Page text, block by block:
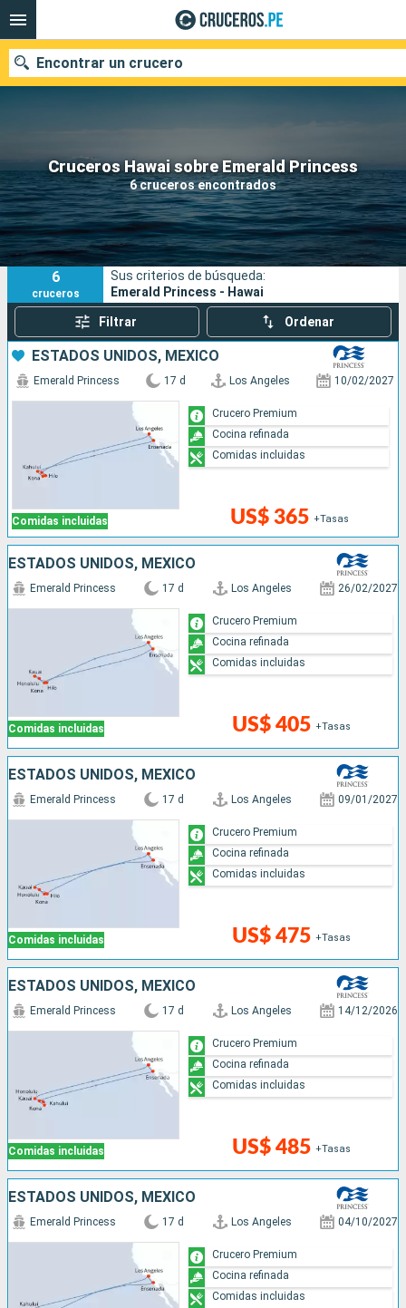
Cruceros Hawai sobre Emerald Princess
6 cruceros encontrados
Encontrar un crucero
Nuestros destinos
Fecha de salida
Puertos Compañías
Buscar
6
cruceros
Sus criterios de búsqueda:
Emerald Princess - Hawai
Filtrar Ordenar
ESTADOS UNIDOS, MÉXICO
Comidas incluidas
Emerald Princess 17 d Los Angeles 10/02/2027
US$ 365 +Tasas
Crucero Premium
Cocina refinada
Comidas incluidas
ESTADOS UNIDOS, MÉXICO
Comidas incluidas
Emerald Princess 17 d Los Angeles 26/02/2027
US$ 405 +Tasas
Crucero Premium
Cocina refinada
Comidas incluidas
ESTADOS UNIDOS, MÉXICO
Comidas incluidas
Emerald Princess 17 d Los Angeles 09/01/2027
US$ 475 +Tasas
Crucero Premium
Cocina refinada
Comidas incluidas
ESTADOS UNIDOS, MÉXICO
Comidas incluidas
Emerald Princess 17 d Los Angeles 14/12/2026
US$ 485 +Tasas
Crucero Premium
Cocina refinada
Comidas incluidas
ESTADOS UNIDOS, MÉXICO
Emerald Princess 17 d Los Angeles 04/10/2027
Crucero Premium
Cocina refinada
Comidas incluidas